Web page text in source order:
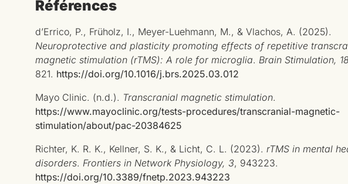
Références
d’Errico, P., Früholz, I., Meyer-Luehmann, M., & Vlachos, A. (2025).
Neuroprotective and plasticity promoting effects of repetitive
magnetic stimulation (rTMS): A role for microglia. Brain Stimulation, 18
821. https://doi.org/10.1016/j.brs.2025.03.012
Mayo Clinic. (n.d.). Transcranial magnetic stimulation.
https://www.mayoclinic.org/tests-procedures/transcranial-magnetic-
stimulation/about/pac-20384625
Richter, K. R. K., Kellner, S. K., & Licht, C. L. (2023). rTMS in mental
disorders. Frontiers in Network Physiology, 3, 943223.
https://doi.org/10.3389/fnetp.2023.943223